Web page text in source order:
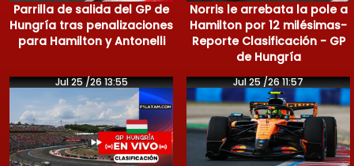
Parrilla de salida del GP de
Hungría tras penalizaciones
para Hamilton y Antonelli
Norris le arrebata la pole a
Hamilton por 12 milésimas-
Reporte Clasificación - GP
de Hungría
Jul 25 /26 13:55 Jul 25 /26 11:57